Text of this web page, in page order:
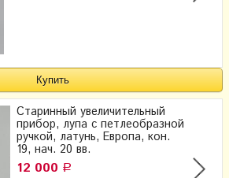
Старинный увеличительный
прибор, лупа с петлеобразной
ручкой, латунь, Европа, кон.
19, нач. 20 вв.
12 000 Р